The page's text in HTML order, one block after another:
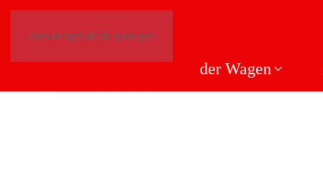
Zum Hauptinhalt springen
der Wagen